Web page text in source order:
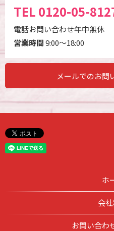
TEL 0120-05-
電話お問い合わせ年中無休
営業時間9:00～18:00
メールでのお問
ホ
会
お問い合わ